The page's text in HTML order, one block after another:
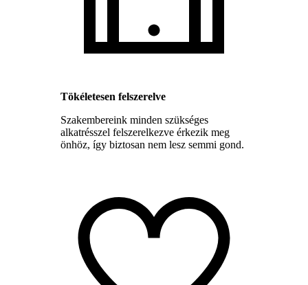
Tökéletesen felszerelve
Szakembereink minden szükséges
alkatrésszel felszerelkezve érkezik meg
önhöz, így biztosan nem lesz semmi gond.